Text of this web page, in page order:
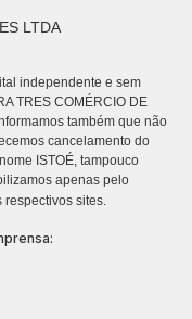
LTDA
independente e sem
TRES COMÉRCIO DE
também que não
cancelamento do
ISTOÉ, tampouco
apenas pelo
respectivos sites.